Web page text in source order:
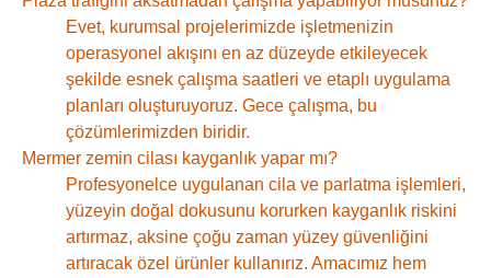
Evet, kurumsal projelerimizde işletmenizin
operasyonel akışını en az düzeyde etkileyecek
şekilde esnek çalışma saatleri ve etaplı uygulama
planları oluşturuyoruz. Gece çalışma, bu
çözümlerimizden biridir.
Mermer zemin cilası kayganlık yapar mı?
Profesyonelce uygulanan cila ve parlatma işlemleri,
yüzeyin doğal dokusunu korurken kayganlık riskini
artırmaz, aksine çoğu zaman yüzey güvenliğini
artıracak özel ürünler kullanırız. Amacımız hem